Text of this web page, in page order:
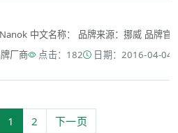
中文名称： 品牌来源：挪威 品牌
厂商 点击：182 日期：2016-04-04
1 2 下一页